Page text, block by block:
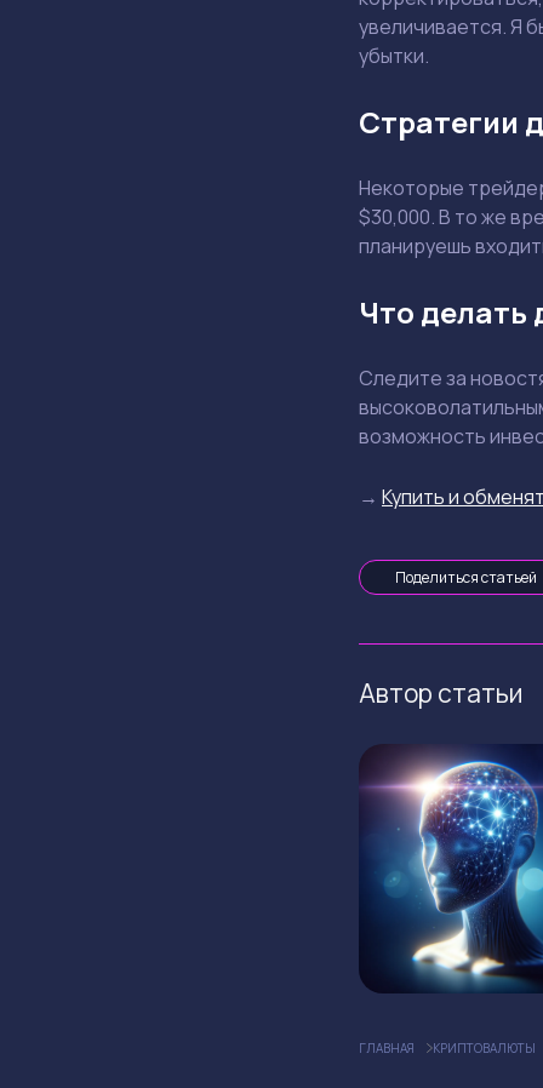
увеличивается. Я
убытки.
Стратегии
Некоторые
$30,000. В то же
планируешь
Что делать
Следите за
возможность
→ Купить и
Поделиться статьей
Автор статьи
ГЛАВНАЯ КРИПТОВАЛЮТЫ